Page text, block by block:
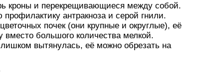
кроны и перекрещивающиеся между собой.
антракноза и серой гнили.
почек (они крупные и округлые), её
вместо большого количества мелкой.
вытянулась, её можно обрезать на